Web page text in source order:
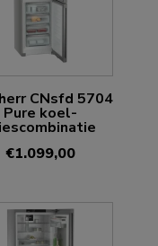
CNsfd 5704
Pure koel-
€1.099,00